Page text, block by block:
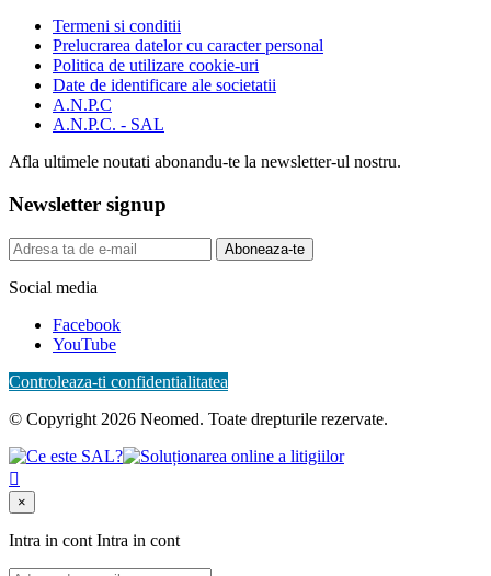
Termeni si conditii
Prelucrarea datelor cu caracter personal
Politica de utilizare cookie-uri
Date de identificare ale societatii
A.N.P.C
A.N.P.C. - SAL
Afla ultimele noutati abonandu-te la newsletter-ul nostru.
Newsletter signup
Aboneaza-te
Social media
Facebook
YouTube
Controleaza-ti confidentialitatea
© Copyright 2026 Neomed. Toate drepturile rezervate.

×
Intra in cont Intra in cont